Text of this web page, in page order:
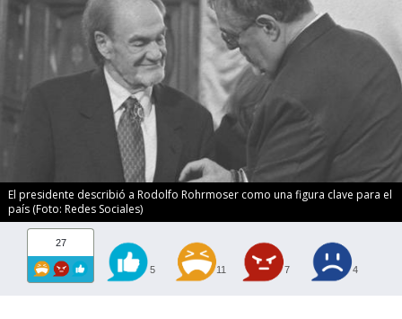
El presidente describió a Rodolfo Rohrmoser como una figura clave para el
país (Foto: Redes Sociales)
27
5 11 7 4